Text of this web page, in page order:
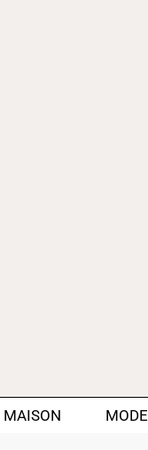
MAISON MODE